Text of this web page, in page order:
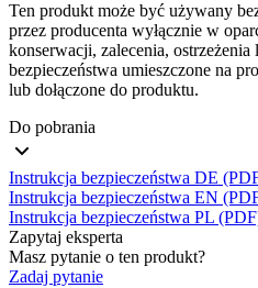
Ten produkt może być używany
przez producenta wyłącznie w
konserwacji, zalecenia,
bezpieczeństwa umieszczone na
lub dołączone do produktu.
Do pobrania
Instrukcja bezpieczeństwa DE
Instrukcja bezpieczeństwa EN
Instrukcja bezpieczeństwa PL
Zapytaj eksperta
Masz pytanie o ten produkt?
Zadaj pytanie